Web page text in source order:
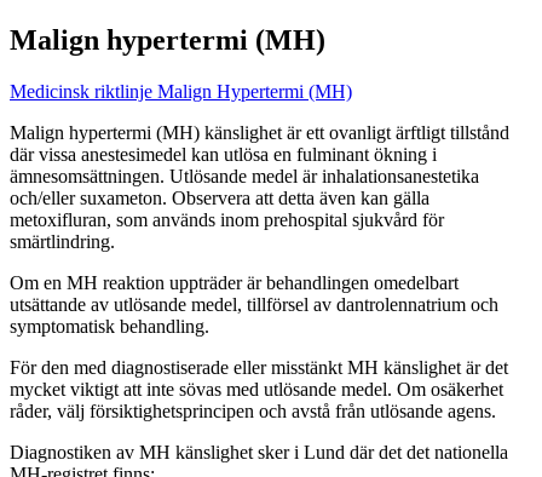
Malign hypertermi (MH)
Medicinsk riktlinje Malign Hypertermi (MH)
Malign hypertermi (MH) känslighet är ett ovanligt ärftligt tillstånd
där vissa anestesimedel kan utlösa en fulminant ökning i
ämnesomsättningen. Utlösande medel är inhalationsanestetika
och/eller suxameton. Observera att detta även kan gälla
metoxifluran, som används inom prehospital sjukvård för
smärtlindring.
Om en MH reaktion uppträder är behandlingen omedelbart
utsättande av utlösande medel, tillförsel av dantrolennatrium och
symptomatisk behandling.
För den med diagnostiserade eller misstänkt MH känslighet är det
mycket viktigt att inte sövas med utlösande medel. Om osäkerhet
råder, välj försiktighetsprincipen och avstå från utlösande agens.
Diagnostiken av MH känslighet sker i Lund där det det nationella